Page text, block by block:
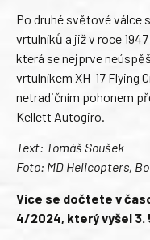
Po druhé světové válce
vrtulníků a již v roce
která se nejprve
vrtulníkem XH-17 Flying
netradičním pohonem
Kellett Autogiro.
Text: Tomáš Soušek
Foto: MD Helicopters,
Více se dočtete v
4/2024, který vyšel 3.